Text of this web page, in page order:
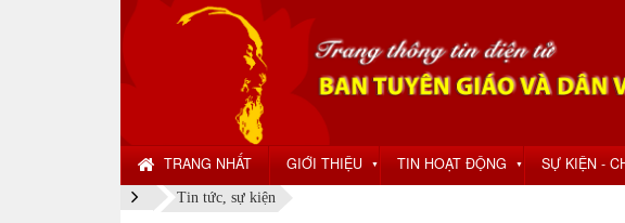
TRANG NHẤT GIỚI THIỆU ▼ TIN HOẠT ĐỘNG ▼ SỰ KIỆN -
Tin tức, sự kiện